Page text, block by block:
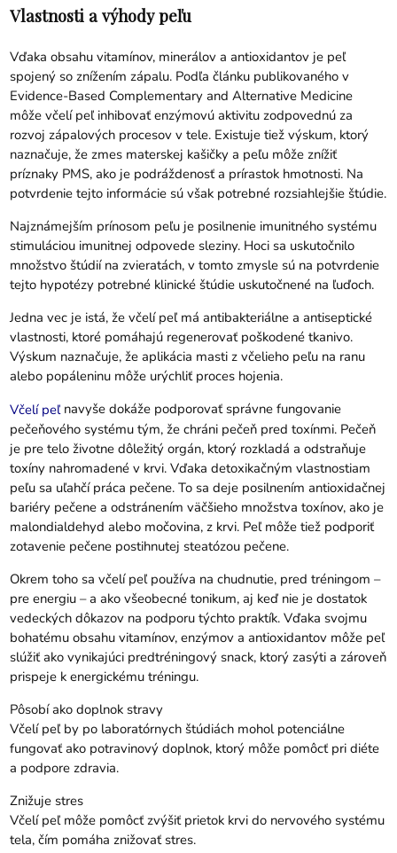
Vlastnosti a výhody peľu
Vďaka obsahu vitamínov, minerálov a antioxidantov je peľ
spojený so znížením zápalu. Podľa článku publikovaného v
Evidence-Based Complementary and Alternative Medicine
môže včelí peľ inhibovať enzýmovú aktivitu zodpovednú za
rozvoj zápalových procesov v tele. Existuje tiež výskum, ktorý
naznačuje, že zmes materskej kašičky a peľu môže znížiť
príznaky PMS, ako je podráždenosť a prírastok hmotnosti. Na
potvrdenie tejto informácie sú však potrebné rozsiahlejšie štúdie.
Najznámejším prínosom peľu je posilnenie imunitného systému
stimuláciou imunitnej odpovede sleziny. Hoci sa uskutočnilo
množstvo štúdií na zvieratách, v tomto zmysle sú na potvrdenie
tejto hypotézy potrebné klinické štúdie uskutočnené na ľuďoch.
Jedna vec je istá, že včelí peľ má antibakteriálne a antiseptické
vlastnosti, ktoré pomáhajú regenerovať poškodené tkanivo.
Výskum naznačuje, že aplikácia masti z včelieho peľu na ranu
alebo popáleninu môže urýchliť proces hojenia.
Včelí peľnavyše dokáže podporovať správne fungovanie
pečeňového systému tým, že chráni pečeň pred toxínmi. Pečeň
je pre telo životne dôležitý orgán, ktorý rozkladá a odstraňuje
toxíny nahromadené v krvi. Vďaka detoxikačným vlastnostiam
peľu sa uľahčí práca pečene. To sa deje posilnením antioxidačnej
bariéry pečene a odstránením väčšieho množstva toxínov, ako je
malondialdehyd alebo močovina, z krvi. Peľ môže tiež podporiť
zotavenie pečene postihnutej steatózou pečene.
Okrem toho sa včelí peľ používa na chudnutie, pred tréningom –
pre energiu – a ako všeobecné tonikum, aj keď nie je dostatok
vedeckých dôkazov na podporu týchto praktík. Vďaka svojmu
bohatému obsahu vitamínov, enzýmov a antioxidantov môže peľ
slúžiť ako vynikajúci predtréningový snack, ktorý zasýti a zároveň
prispeje k energickému tréningu.
Pôsobí ako doplnok stravy
Včelí peľ by po laboratórnych štúdiách mohol potenciálne
fungovať ako potravinový doplnok, ktorý môže pomôcť pri diéte
a podpore zdravia.
Znižuje stres
Včelí peľ môže pomôcť zvýšiť prietok krvi do nervového systému
tela, čím pomáha znižovať stres.